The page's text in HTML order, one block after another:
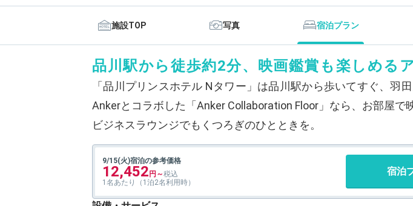
施設TOP 写真 宿泊プラン
品川駅から徒歩約2分、映画鑑賞も楽しめる
「品川プリンスホテル Nタワー」は品川駅から歩いてすぐ、羽
Ankerとコラボした「Anker Collaboration Floor」なら、お部屋
ビジネスラウンジでもくつろぎのひとときを。
9/15(火)宿泊の参考価格
12,452
1名あたり（1泊2名利用時）
宿泊